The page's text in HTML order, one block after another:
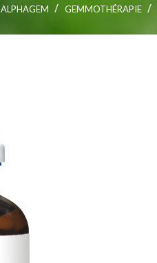
ALPHAGEM GEMMOTHÉRAPIE